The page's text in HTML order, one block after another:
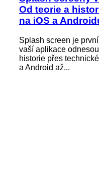
Od teorie a
na iOS a
Splash screen je
vaší aplikace
historie přes
a Android až...